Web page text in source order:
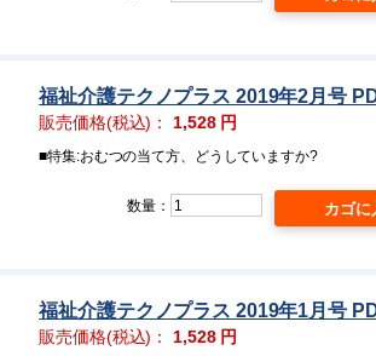
福祉介護テクノプラス 2019年2月号
販売価格(税込)： 1,528円
■特集:おむつの当て方、どうしていますか?
数量：
福祉介護テクノプラス 2019年1月号
販売価格(税込)： 1,528円